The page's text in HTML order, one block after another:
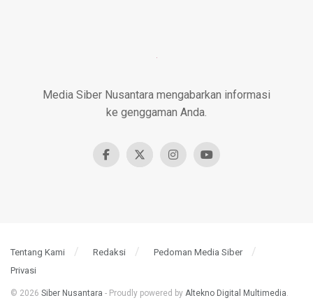
Media Siber Nusantara mengabarkan informasi
ke genggaman Anda.
Tentang Kami Redaksi
Pedoman Media Siber
Privasi
© 2026 Siber Nusantara - Proudly powered by Altekno Digital Multimedia.